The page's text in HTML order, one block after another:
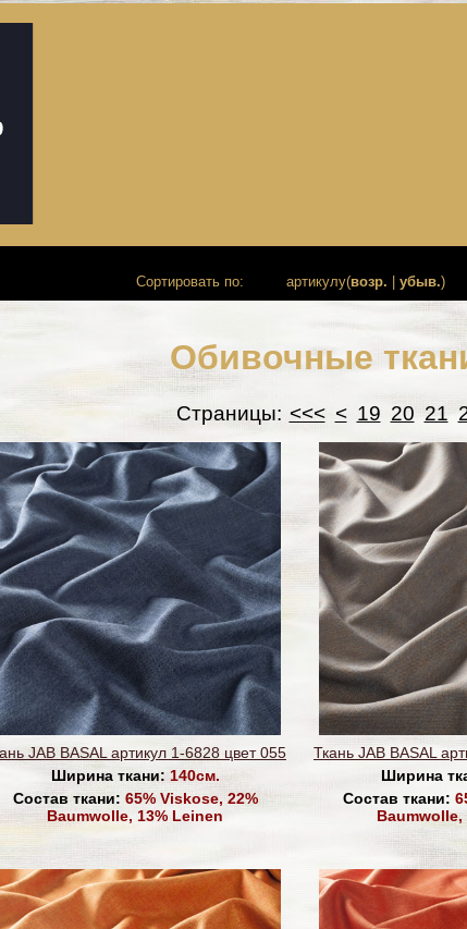
Сортировать по: артикулу(возр. убыв.)
Обивочные
Страницы: <<< < 19 20 21
JAB BASAL артикул 1-6828 цвет 055
Ширина ткани: 140см.
Состав ткани: 65% Viskose, 22%
Baumwolle, 13% Leinen
Ткань JAB BASAL
Ширина
Состав ткани:
Baumwolle,